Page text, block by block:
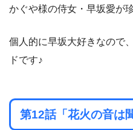
かぐや様の侍女・早坂愛が
個人的に早坂大好きなので
ドです♪
第12話「花火の音は